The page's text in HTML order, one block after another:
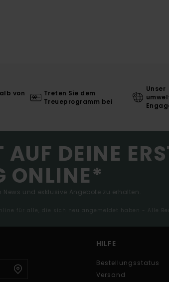
von
Treten Sie dem
Treueprogramm bei
Unser
DEINE
ONLINE*
und exklusive Angebote zu erhalten.
für alle, die sich neu angemeldet haben - Alle
HILFE
Bestellungsstatus
Versand